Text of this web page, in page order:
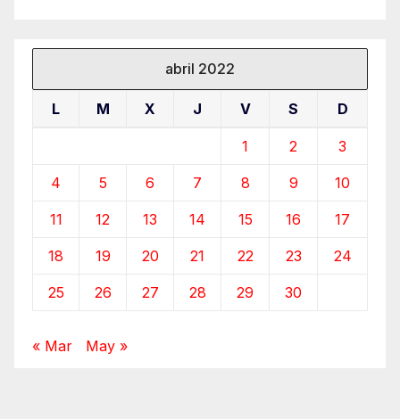
abril 2022
L M X J V S D
1 2 3
4 5 6 7 8 9 10
11 12 13 14 15 16 17
18 19 20 21 22 23 24
25 26 27 28 29 30
« Mar May »